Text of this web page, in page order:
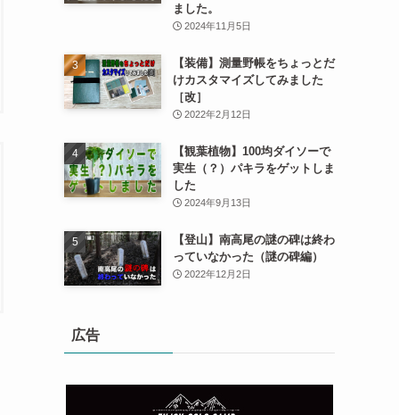
ました。
2024年11月5日
【装備】測量野帳をちょっとだ
けカスタマイズしてみました
［改］
2022年2月12日
【観葉植物】100均ダイソーで
実生（？）パキラをゲットしま
した
2024年9月13日
【登山】南高尾の謎の碑は終わ
っていなかった（謎の碑編）
2022年12月2日
広告